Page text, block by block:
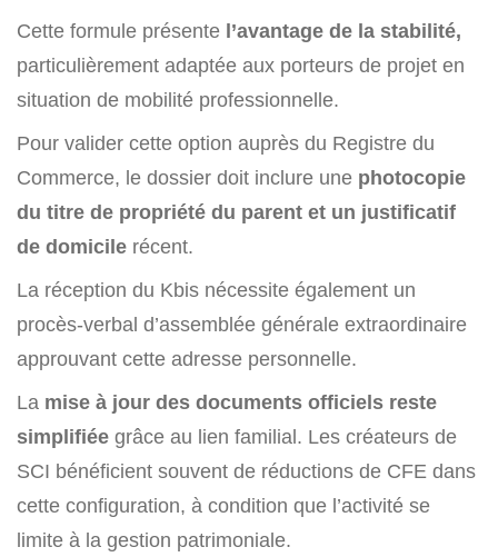
Cette formule présente l’avantage de la stabilité,
particulièrement adaptée aux porteurs de projet en
situation de mobilité professionnelle.
Pour valider cette option auprès du Registre du
Commerce, le dossier doit inclure une photocopie
du titre de propriété du parent et un justificatif
de domicile récent.
La réception du Kbis nécessite également un
procès-verbal d’assemblée générale extraordinaire
approuvant cette adresse personnelle.
La mise à jour des documents officiels reste
simplifiée grâce au lien familial. Les créateurs de
SCI bénéficient souvent de réductions de CFE dans
cette configuration, à condition que l’activité se
limite à la gestion patrimoniale.